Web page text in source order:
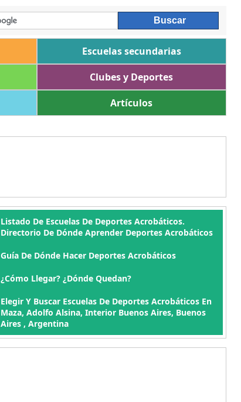
Escuelas secundarias
Clubes y Deportes
Artículos
Listado De Escuelas De Deportes Acrobáticos.
Directorio De Dónde Aprender Deportes Acrobáticos
Guía De Dónde Hacer Deportes Acrobáticos
¿Cómo Llegar? ¿Dónde Quedan?
Elegir Y Buscar Escuelas De Deportes Acrobáticos En
Maza, Adolfo Alsina, Interior Buenos Aires, Buenos
Aires , Argentina